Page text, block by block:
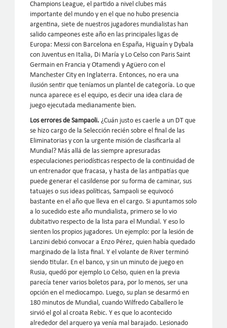
Champions League, el partido a nivel clubes más
importante del mundo y en el que no hubo presencia
argentina, siete de nuestros jugadores mundialistas han
salido campeones este año en las principales ligas de
Europa: Messi con Barcelona en España, Higuaín y Dybala
con Juventus en Italia, Di María y Lo Celso con Paris Saint
Germain en Francia y Otamendi y Agüero con el
Manchester City en Inglaterra. Entonces, no era una
ilusión sentir que teníamos un plantel de categoría. Lo que
nunca aparece es el equipo, es decir una idea clara de
juego ejecutada medianamente bien.
Los errores de Sampaoli. ¿Cuán justo es caerle a un DT que
se hizo cargo de la Selección recién sobre el final de las
Eliminatorias y con la urgente misión de clasificarla al
Mundial? Más allá de las siempre apresuradas
especulaciones periodísticas respecto de la continuidad de
un entrenador que fracasa, y hasta de las antipatías que
puede generar el casildense por su forma de caminar, sus
tatuajes o sus ideas políticas, Sampaoli se equivocó
bastante en el año que lleva en el cargo. Si apuntamos solo
a lo sucedido este año mundialista, primero se lo vio
dubitativo respecto de la lista para el Mundial. Y eso lo
sienten los propios jugadores. Un ejemplo: por la lesión de
Lanzini debió convocar a Enzo Pérez, quien había quedado
marginado de la lista final. Y el volante de River terminó
siendo titular. En el banco, y sin un minuto de juego en
Rusia, quedó por ejemplo Lo Celso, quien en la previa
parecía tener varios boletos para, por lo menos, ser una
opción en el mediocampo. Luego, su plan se desarmó en
180 minutos de Mundial, cuando Wilfredo Caballero le
sirvió el gol al croata Rebic. Y es que lo acontecido
alrededor del arquero ya venía mal barajado. Lesionado